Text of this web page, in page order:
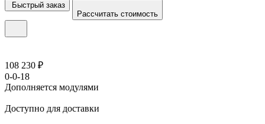
Быстрый заказ
Рассчитать стоимость
108 230 ₽
0-0-18
Дополняется модулями
Доступно для доставки